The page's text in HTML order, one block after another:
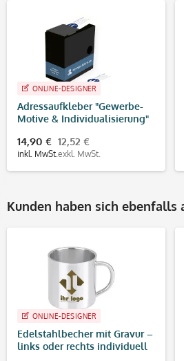
ONLINE-DESIGNER
Adressaufkleber "Gewerbe-
Motive & Individualisierung"
250 Stück)
14,90 €
inkl. MwSt.
12,52 €
exkl. MwSt.
Kunden haben sich ebenfalls
ONLINE-DESIGNER
Edelstahlbecher mit Gravur –
links oder rechts individuell